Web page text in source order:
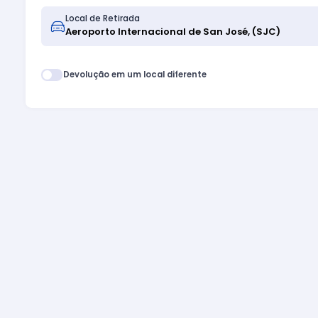
Local de Retirada
Devolução em um local diferente